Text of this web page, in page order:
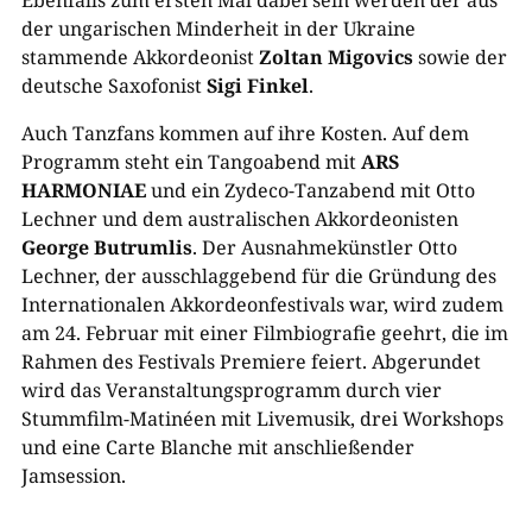
der ungarischen Minderheit in der Ukraine
stammende AkkordeonistZoltan Migovicssowie der
deutsche SaxofonistSigi Finkel.
Auch Tanzfans kommen auf ihre Kosten. Auf dem
Programm steht ein Tangoabend mitARS
HARMONIAEund ein Zydeco-Tanzabend mit Otto
Lechner und dem australischen Akkordeonisten
George Butrumlis. Der Ausnahmekünstler Otto
Lechner, der ausschlaggebend für die Gründung des
Internationalen Akkordeonfestivals war, wird zudem
am 24. Februar mit einer Filmbiografie geehrt, die im
Rahmen des Festivals Premiere feiert. Abgerundet
wird das Veranstaltungsprogramm durch vier
Stummfilm-Matinéen mit Livemusik, drei Workshops
und eine Carte Blanche mit anschließender
Jamsession.